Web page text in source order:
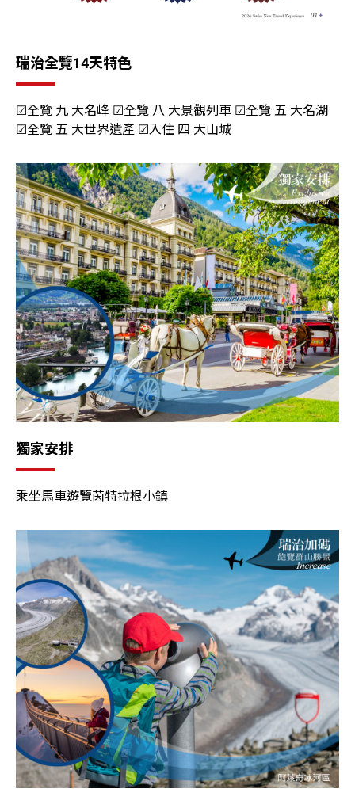
瑞治全覽14天特色
☑全覽 九 大名峰 ☑全覽 八 大景觀列車 ☑全覽 五 大名湖
☑全覽 五 大世界遺產 ☑入住 四 大山城
獨家安排
乘坐馬車遊覽茵特拉根小鎮